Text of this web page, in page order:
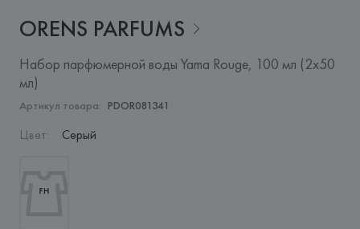
ORENS PARFUMS
Набор парфюмерной воды Yama Rouge, 100 мл (2x50
мл)
Артикул товара: PDOR081341
Цвет: Серый